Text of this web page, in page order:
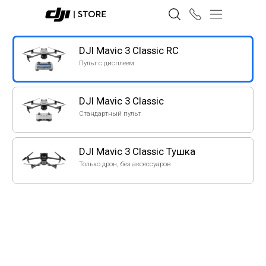
DJI Mavic 3 Classic RC
Стандартный пульт
Только дрон, без аксессуаров
DJI Mavic 3 Classic Тушка